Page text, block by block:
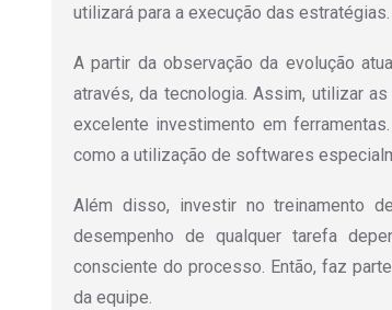
utilizará para a execução das estratégias.
A partir da observação da evolução
através, da tecnologia. Assim, utilizar
excelente investimento em
como a utilização de softwares
Além disso, investir no treinamento
desempenho de qualquer tarefa
consciente do processo. Então, faz
da equipe.